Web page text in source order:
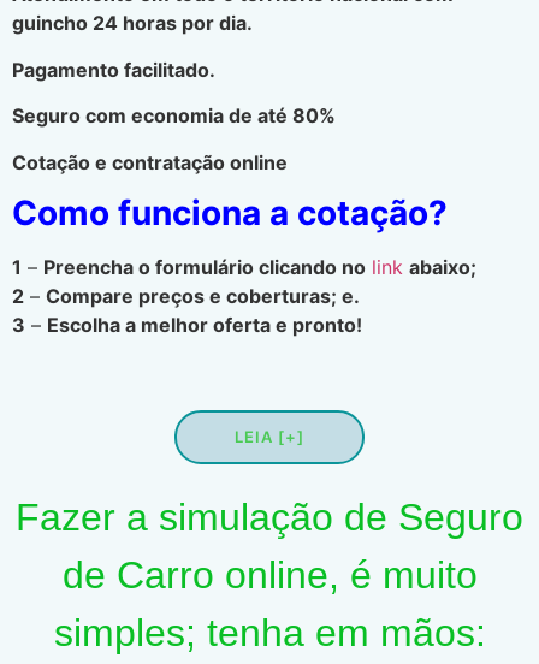
guincho 24 horas por dia.
Pagamento facilitado.
Seguro com economia de até 80%
Cotação e contratação online
Como funciona a cotação?
1 – Preencha o formulário clicando no link abaixo;
2 – Compare preços e coberturas; e.
3 – Escolha a melhor oferta e pronto!
LEIA [+]
Fazer a simulação de Seguro
de Carro online, é muito
simples; tenha em mãos: